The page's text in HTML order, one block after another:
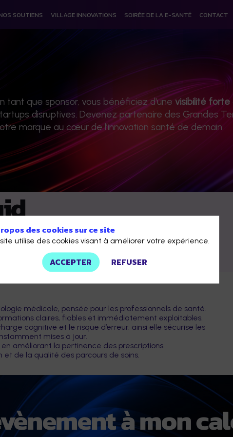
SOUTIENS VILLAGE INNOVATIONS SOIRÉE DE LA E-SANTÉ CONTACT
tant que sponsor, vous bénéficiez d'une visibilité forte
disruptives. Devenez partenaire des Grandes
marque au cœur de l’innovation santé de demain.
médicale, pensée pour les professionnels de santé.
claires, fiables et immédiatement exploitables.
cognitive et le risque d’erreur, ainsi elle sécurise les
mises à jour.
améliorant la pertinence des prescriptions.
de la qualité des parcours de soins.
à mon
des cookies sur ce site
utilise des cookies visant à améliorer votre expérience.
ACCEPTER REFUSER